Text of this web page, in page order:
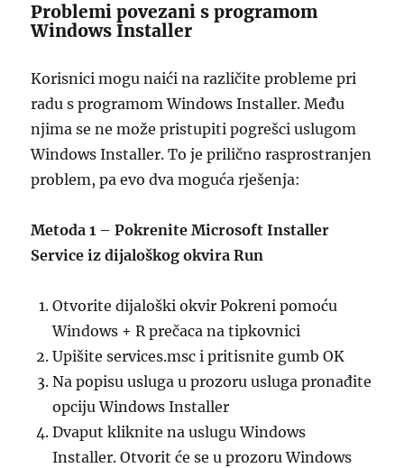
Problemi povezani s programom
Windows Installer
Korisnici mogu naići na različite probleme pri
radu s programom Windows Installer. Među
njima se ne može pristupiti pogrešci uslugom
Windows Installer. To je prilično rasprostranjen
problem, pa evo dva moguća rješenja:
Metoda 1 – Pokrenite Microsoft Installer
Service iz dijaloškog okvira Run
Otvorite dijaloški okvir Pokreni pomoću
Windows + R prečaca na tipkovnici
Upišite services.msc i pritisnite gumb OK
Na popisu usluga u prozoru usluga pronađite
opciju Windows Installer
Dvaput kliknite na uslugu Windows
Installer. Otvorit će se u prozoru Windows